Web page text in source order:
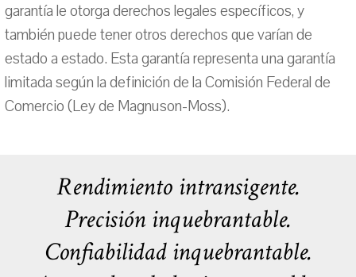
garantía le otorga derechos legales específicos, y
también puede tener otros derechos que varían de
estado a estado. Esta garantía representa una garantía
limitada según la definición de la Comisión Federal de
Comercio (Ley de Magnuson-Moss).
Rendimiento intransigente.
Precisión inquebrantable.
Confiabilidad inquebrantable.